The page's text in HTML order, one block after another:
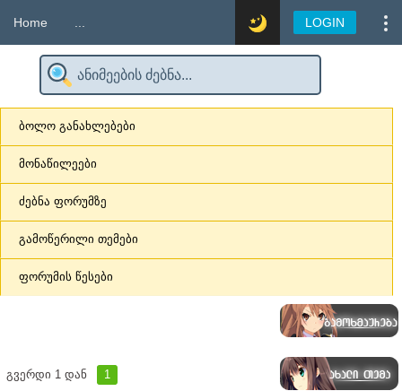
Home LOGIN
ბოლო განახლებები
მონაწილეები
ძებნა ფორუმზე
გამოწერილი თემები
ფორუმის წესები
გვერდი 1 დან 1